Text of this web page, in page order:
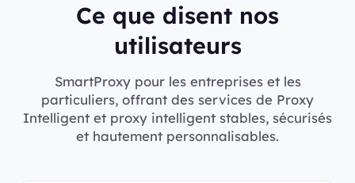
Ce que disent nos
utilisateurs
SmartProxy pour les entreprises et les
particuliers, offrant des services de Proxy
Intelligent et proxy intelligent stables, sécurisés
et hautement personnalisables.